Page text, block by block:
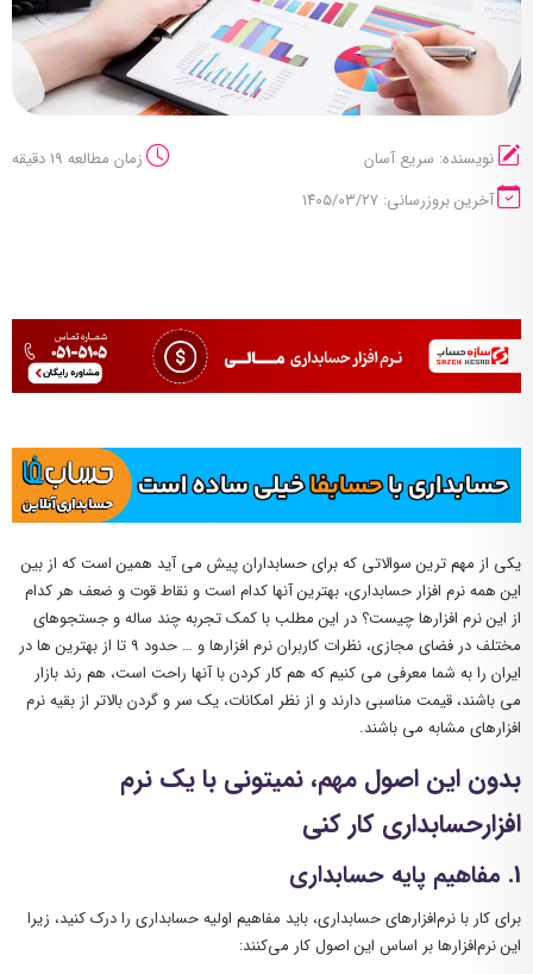
نویسنده: سریع آسان
زمان مطالعه 19 دقیقه
آخرین بروزرسانی: ۱۴۰۵/۰۳/۲۷
یکی از مهم ترین سوالاتی که برای حسابداران پیش می آید همین است که از بین
این همه نرم افزار حسابداری، بهترین آنها کدام است و نقاط قوت و ضعف هر کدام
از این نرم افزارها چیست؟ در این مطلب با کمک تجربه چند ساله و جستجوهای
مختلف در فضای مجازی، نظرات کاربران نرم افزارها و … حدود 9 تا از بهترین ها در
ایران را به شما معرفی می کنیم که هم کار کردن با آنها راحت است، هم رند بازار
می باشند، قیمت مناسبی دارند و از نظر امکانات، یک سر و گردن بالاتر از بقیه نرم
افزارهای مشابه می باشند.
بدون این اصول مهم، نمیتونی با یک نرم
افزارحسابداری کار کنی
1. مفاهیم پایه حسابداری
برای کار با نرم‌افزارهای حسابداری، باید مفاهیم اولیه حسابداری را درک کنید، زیرا
این نرم‌افزارها بر اساس این اصول کار می‌کنند: